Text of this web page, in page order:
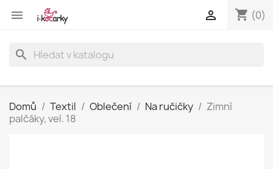
 shopping_cart (0)

search
Domů Textil Oblečení Na ručičky
Zimní
palčáky, vel. 18